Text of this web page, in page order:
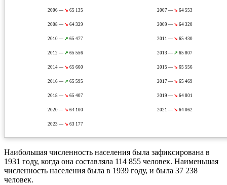
2006 — ↘ 65 135 2007 — ↘ 64 553
2008 — ↘ 64 329 2009 — ↘ 64 320
2010 — ↗ 65 477 2011 — ↘ 65 430
2012 — ↗ 65 556 2013 — ↗ 65 807
2014 — ↘ 65 660 2015 — ↘ 65 556
2016 — ↗ 65 595 2017 — ↘ 65 469
2018 — ↘ 65 407 2019 — ↘ 64 801
2020 — ↘ 64 100 2021 — ↘ 64 062
2023 — ↘ 63 177
Наибольшая численность населения была зафиксирована в
1931 году, когда она составляла 114 855 человек. Наименьшая
численность населения была в 1939 году, и была 37 238
человек.